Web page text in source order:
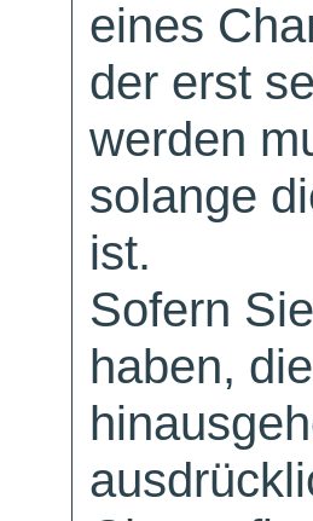
eines
der erst
werden
solange
ist.
Sofern
haben,